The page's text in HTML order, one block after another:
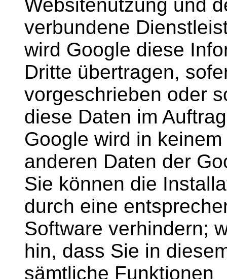
Websitenutzung und
verbundene
wird Google diese
Dritte übertragen,
vorgeschrieben oder
diese Daten im
Google wird in
anderen Daten der
Sie können die
durch eine
Software verhindern;
hin, dass Sie in
sämtliche Funktionen